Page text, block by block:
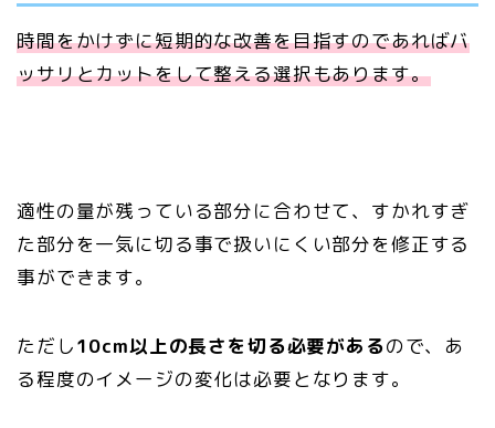
時間をかけずに短期的な改善を目指すのであればバ
ッサリとカットをして整える選択もあります。
適性の量が残っている部分に合わせて、すかれすぎ
た部分を一気に切る事で扱いにくい部分を修正する
事ができます。
ただし10cm以上の長さを切る必要があるので、あ
る程度のイメージの変化は必要となります。